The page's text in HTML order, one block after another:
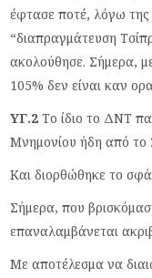
έφτασε ποτέ, λόγω
“διαπραγμάτευση
ακολούθησε. Σήμερα,
105% δεν είναι καν
ΥΓ.2 Το ίδιο το ΔΝΤ
Μνημονίου ήδη από το
Και διορθώθηκε το
Σήμερα, που
επαναλαμβάνεται
Με αποτέλεσμα να